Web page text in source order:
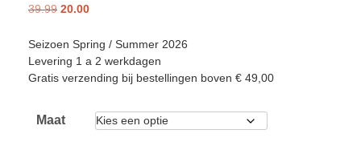
39.99 20.00
Seizoen Spring / Summer 2026
Levering 1 a 2 werkdagen
Gratis verzending bij bestellingen boven € 49,00
Maat